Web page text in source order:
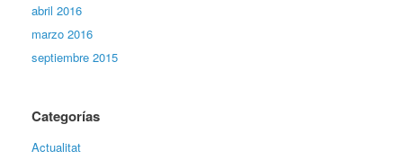
abril 2016
marzo 2016
septiembre 2015
Categorías
Actualitat